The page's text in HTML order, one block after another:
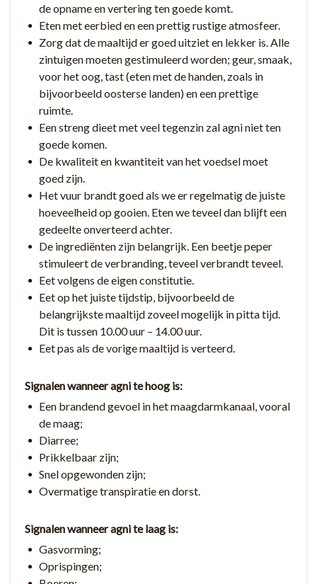
de opname en vertering ten goede komt.
Eten met eerbied en een prettig rustige atmosfeer.
Zorg dat de maaltijd er goed uitziet en lekker is. Alle
zintuigen moeten gestimuleerd worden; geur, smaak,
voor het oog, tast (eten met de handen, zoals in
bijvoorbeeld oosterse landen) en een prettige
ruimte.
Een streng dieet met veel tegenzin zal agni niet ten
goede komen.
De kwaliteit en kwantiteit van het voedsel moet
goed zijn.
Het vuur brandt goed als we er regelmatig de juiste
hoeveelheid op gooien. Eten we teveel dan blijft een
gedeelte onverteerd achter.
De ingrediënten zijn belangrijk. Een beetje peper
stimuleert de verbranding, teveel verbrandt teveel.
Eet volgens de eigen constitutie.
Eet op het juiste tijdstip, bijvoorbeeld de
belangrijkste maaltijd zoveel mogelijk in pitta tijd.
Dit is tussen 10.00 uur – 14.00 uur.
Eet pas als de vorige maaltijd is verteerd.
Signalen wanneer agni te hoog is:
Een brandend gevoel in het maagdarmkanaal, vooral
de maag;
Diarree;
Prikkelbaar zijn;
Snel opgewonden zijn;
Overmatige transpiratie en dorst.
Signalen wanneer agni te laag is:
Gasvorming;
Oprispingen;